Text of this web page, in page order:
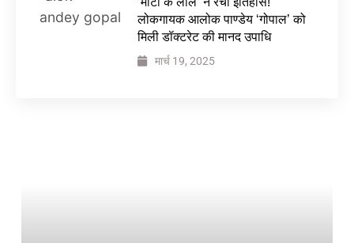
लोकगायक आलोक पाण्डेय ‘गोपाल’ को
मिली डॉक्टरेट की मानद उपाधि
मार्च 19, 2025